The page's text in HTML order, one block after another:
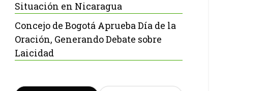
Situación en Nicaragua
Concejo de Bogotá Aprueba Día de la
Oración, Generando Debate sobre
Laicidad